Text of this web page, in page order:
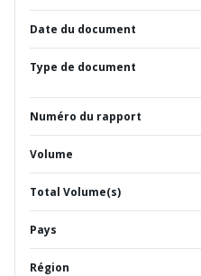
Date du document
Type de document
Numéro du rapport
Volume
Total Volume(s)
Pays
Région